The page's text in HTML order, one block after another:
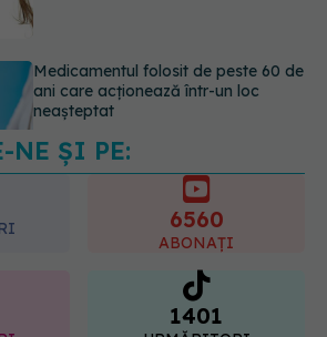
Transpirații nocturne: semnul ignorat
care poate ascunde probleme
08.08.2026, 20:00
NE ȘI PE:
ABONAȚI
1401
URMĂRITORI